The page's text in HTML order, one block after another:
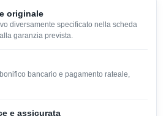
originale
diversamente specificato nella scheda
garanzia prevista.
bancario e pagamento rateale,
e assicurata